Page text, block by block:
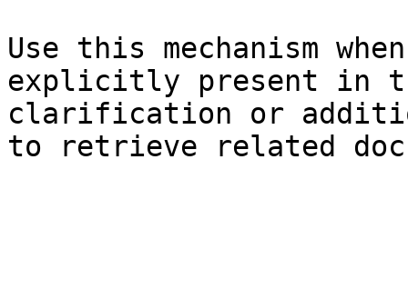
Use this mechanism
explicitly present in
clarification or